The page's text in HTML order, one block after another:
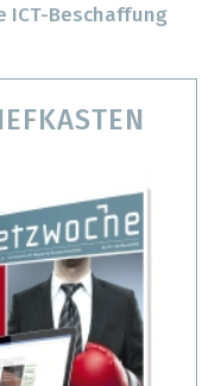
ICT-Beschaffung